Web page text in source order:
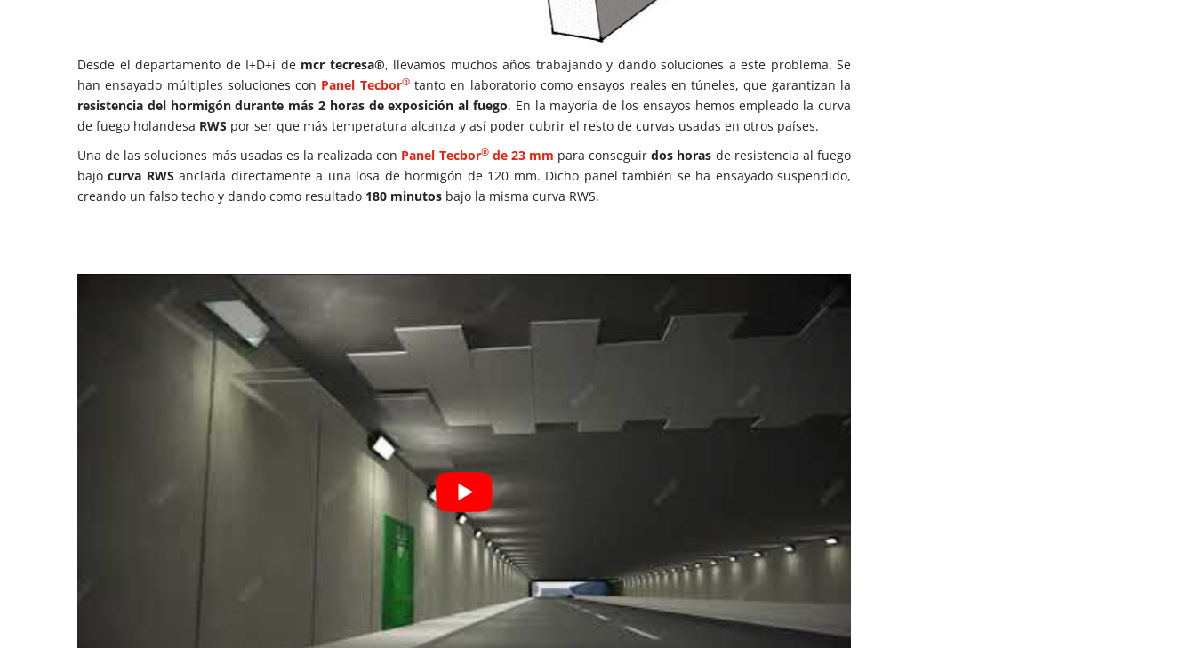
Desde el departamento de I+D+i de mcr tecresa®, llevamos muchos años trabajando y dando soluciones a este problema. Se
han ensayado múltiples soluciones con Panel Tecbor®tanto en laboratorio como ensayos reales en túneles, que garantizan la
resistencia del hormigón durante más 2 horas de exposición al fuego. En la mayoría de los ensayos hemos empleado la curva
de fuego holandesa RWS por ser que más temperatura alcanza y así poder cubrir el resto de curvas usadas en otros países.
Una de las soluciones más usadas es la realizada con Panel Tecbor®de 23 mm para conseguirdos horas de resistencia al fuego
bajocurva RWSanclada directamente a una losa de hormigón de 120 mm. Dicho panel también se ha ensayado suspendido,
creando un falso techo y dando como resultado 180 minutos bajo la misma curva RWS.